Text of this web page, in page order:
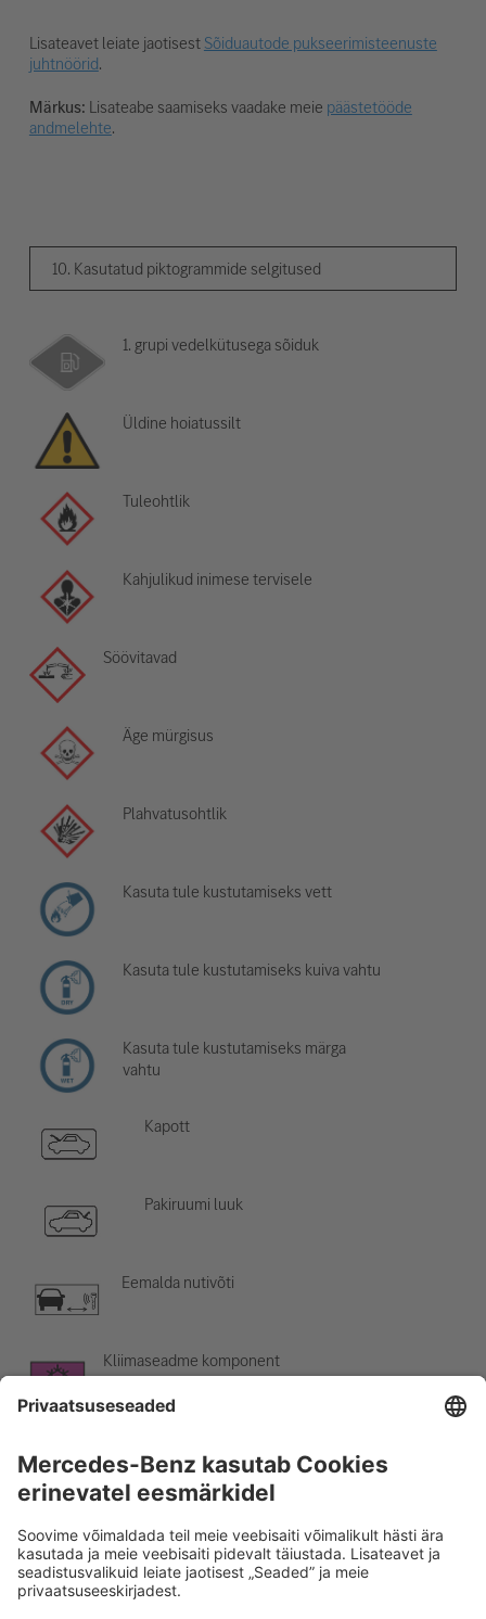
Lisateavet leiate jaotisestSõiduautode pukseerimisteenuste
juhtnöörid.
Märkus: Lisateabe saamiseks vaadake meie päästetööde
andmelehte.
10. Kasutatud piktogrammide selgitused
1. grupi vedelkütusega sõiduk
Üldine hoiatussilt
Tuleohtlik
Kahjulikud inimese tervisele
Söövitavad
Äge mürgisus
Plahvatusohtlik
Kasuta tule kustutamiseks vett
Kasuta tule kustutamiseks kuiva vahtu
Kasuta tule kustutamiseks märga
vahtu
Kapott
Pakiruumi luuk
Eemalda nutivõti
Kliimaseadme komponent